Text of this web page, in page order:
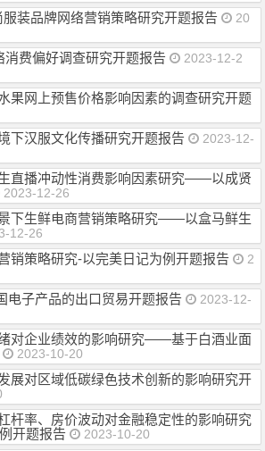
服装品牌网络营销策略研究开题报告
20
消费偏好调查研究开题报告
2023-12-2
果网上预售价格影响因素的调查研究开题
下汉服文化传播研究开题报告
2023-12-
直播冲动性消费影响因素研究——以成贤
2023-12-26
下生鲜电商营销策略研究——以盒马鲜生
12-26
销策略研究-以完美日记为例开题报告
2
电子产品的出口贸易开题报告
2023-12-
对企业绩效的影响研究——基于白酒业面
2023-10-20
展对区域低碳绿色技术创新的影响研究开
杆率、房价波动对金融稳定性的影响研究
开题报告
2023-10-20